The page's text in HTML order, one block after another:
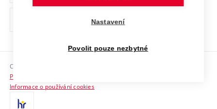
odkaz)
Sociální bezpečí
HR Award
Copyright © 2026 VUT
Prohlášení o přístupnosti
Informace o používání cookies
Nastavení
Povolit pouze nezbytné